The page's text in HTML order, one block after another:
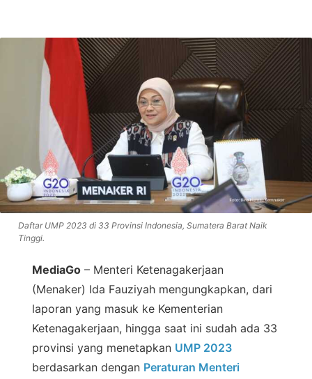
Daftar UMP 2023 di 33 Provinsi Indonesia, Sumatera Barat Naik
Tinggi.
MediaGo – Menteri Ketenagakerjaan
(Menaker) Ida Fauziyah mengungkapkan, dari
laporan yang masuk ke Kementerian
Ketenagakerjaan, hingga saat ini sudah ada 33
provinsi yang menetapkan UMP 2023
berdasarkan dengan Peraturan Menteri